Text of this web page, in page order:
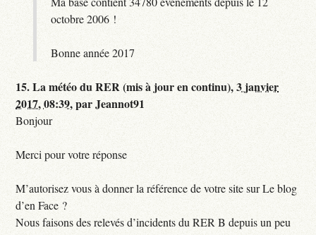
octobre 2006 !
Bonne année 2017
15.La météo du RER (mis à jour en continu),3 janvier
2017, 08:39,parJeannot91
Bonjour
Merci pour votre réponse
M’autorisez vous à donner la référence de votre site sur Le blog
d’en Face ?
Nous faisons des relevés d’incidents du RER B depuis un peu